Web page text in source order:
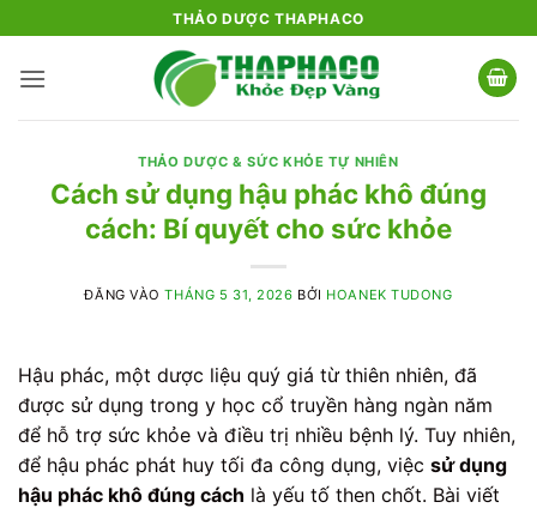
qua
nội
THẢO DƯỢC THAPHACO
THẢO DƯỢC & SỨC KHỎE TỰ NHIÊN
Cách sử dụng hậu phác khô đúng
cách: Bí quyết cho sức khỏe
ĐĂNG VÀOTHÁNG 5 31, 2026 BỞI HOANEK TUDONG
Hậu phác, một dược liệu quý giá từ thiên nhiên, đã
được sử dụng trong y học cổ truyền hàng ngàn năm
để hỗ trợ sức khỏe và điều trị nhiều bệnh lý. Tuy nhiên,
để hậu phác phát huy tối đa công dụng, việc sử dụng
hậu phác khô đúng cách là yếu tố then chốt. Bài viết